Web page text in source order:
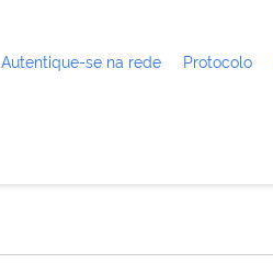
Autentique-se na rede Protocolo